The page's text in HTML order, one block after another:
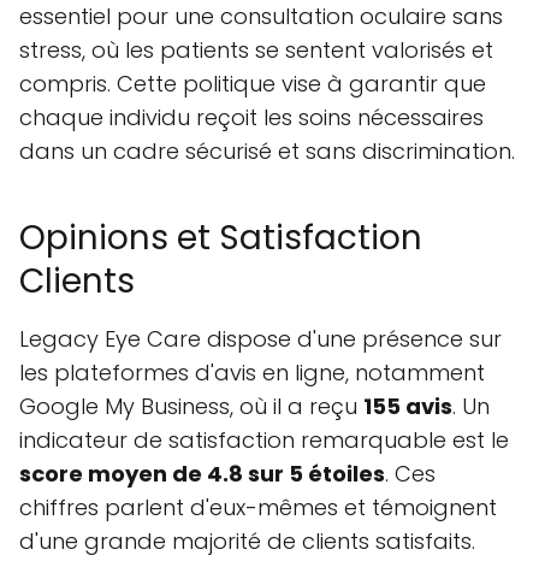
essentiel pour une consultation oculaire sans
stress, où les patients se sentent valorisés et
compris. Cette politique vise à garantir que
chaque individu reçoit les soins nécessaires
dans un cadre sécurisé et sans discrimination.
Opinions et Satisfaction
Clients
Legacy Eye Care dispose d'une présence sur
les plateformes d'avis en ligne, notamment
Google My Business, où il a reçu 155 avis. Un
indicateur de satisfaction remarquable est le
score moyen de 4.8 sur 5 étoiles. Ces
chiffres parlent d'eux-mêmes et témoignent
d'une grande majorité de clients satisfaits.